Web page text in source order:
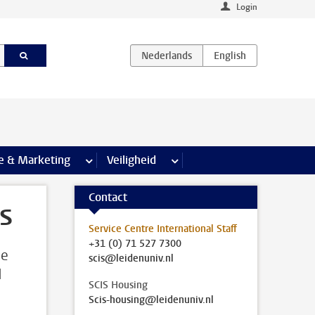
Login
& Marketing meer Communicatie & Marketing pagina’s
Veiligheid meer Veiligheid pagina’s
Contact
Service Centre International Staff
+31 (0) 71 527 7300
scis@leidenuniv.nl
SCIS Housing
Scis-housing@leidenuniv.nl